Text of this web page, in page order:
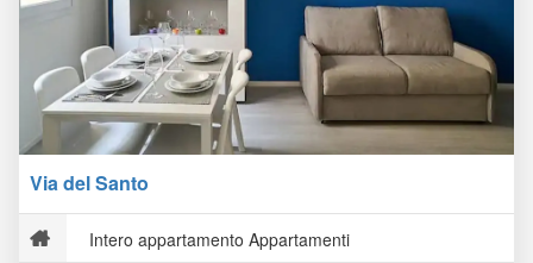
Via del Santo
Intero appartamento Appartamenti